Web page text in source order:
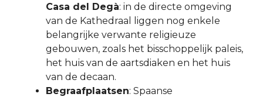
Casa del Degà: in de directe omgeving
van de Kathedraal liggen nog enkele
belangrijke verwante religieuze
gebouwen, zoals het bisschoppelijk paleis,
het huis van de aartsdiaken en het huis
van de decaan.
Begraafplaatsen: Spaanse